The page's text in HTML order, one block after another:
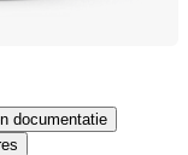
documentatie